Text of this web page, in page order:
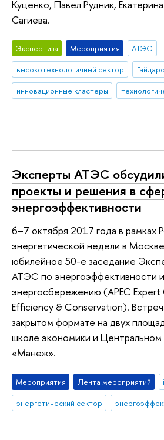
Куценко, Павел Рудник,
Сагиева.
Экспертиза Мероприятия
АТЭС
высокотехнологичный сектор
инновационные кластеры
Эксперты АТЭС
проекты и решения в
энергоэффективности
6–7 октября 2017 года в рамках
энергетической недели в
юбилейное 50-е заседание
АТЭС по энергоэффективности и
энергосбережению (APEC Expert
Efficiency & Conservation).
закрытом формате на двух
школе экономики и Центральном
«Манеж».
Мероприятия Лента мероприятий
энергетический сектор